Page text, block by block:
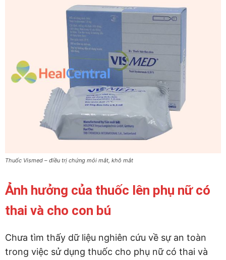
Thuốc Vismed – điều trị chứng mỏi mắt, khô mắt
Ảnh hưởng của thuốc lên phụ nữ có
thai và cho con bú
Chưa tìm thấy dữ liệu nghiên cứu về sự an toàn
trong việc sử dụng thuốc cho phụ nữ có thai và